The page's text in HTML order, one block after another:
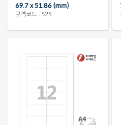
69.7 x 51.86 (mm)
규격코드 : 525